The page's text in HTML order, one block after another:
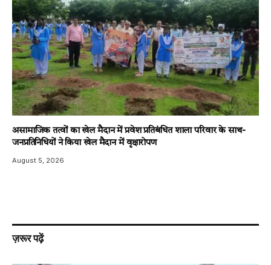
असामाजिक तत्वों का खेल मैदान में प्रवेश प्रतिबंधित शाला परिवार के साथ-
जनप्रतिनिधियों ने किया खेल मैदान में वृक्षारोपण
August 5, 2026
ज़रूर पढ़ें